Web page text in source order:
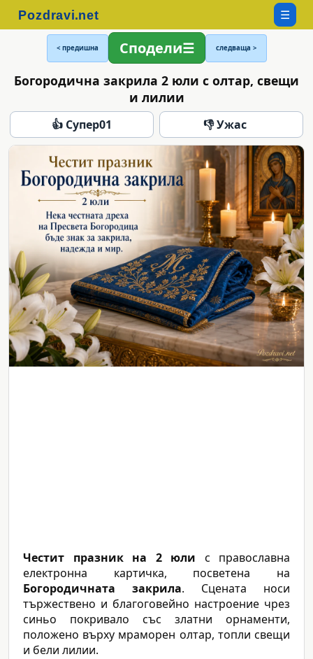
☰
< предишна Сподели следваща >
Богородична закрила 2 юли с олтар, свещи
и лилии
👍 Супер01 👎 Ужас
Честит празник на 2 юли с православна
електронна картичка, посветена на
Богородичната закрила. Сцената носи
тържествено и благоговейно настроение чрез
синьо покривало със златни орнаменти,
положено върху мраморен олтар, топли свещи
и бели лилии.